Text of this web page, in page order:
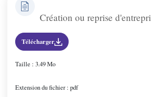
Perrigny
Quenne
Création ou reprise
Télécharger
Taille : 3.49 Mo
Extension du fichier : pdf